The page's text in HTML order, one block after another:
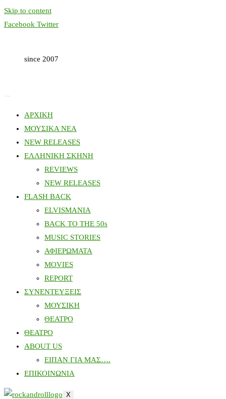
Skip to content
Facebook Twitter
since 2007
ΑΡΧΙΚΗ
ΜΟΥΣΙΚΑ ΝΕΑ
NEW RELEASES
ΕΛΛΗΝΙΚΗ ΣΚΗΝΗ
REVIEWS
NEW RELEASES
FLASH BACK
ELVISMANIA
BACK TO THE 50s
MUSIC STORIES
ΑΦΙΕΡΩΜΑΤΑ
MOVIES
REPORT
ΣΥΝΕΝΤΕΥΞΕΙΣ
ΜΟΥΣΙΚΗ
ΘΕΑΤΡΟ
ΘΕΑΤΡΟ
ABOUT US
ΕΙΠΑΝ ΓΙΑ ΜΑΣ….
ΕΠΙΚΟΙΝΩΝΙΑ
X